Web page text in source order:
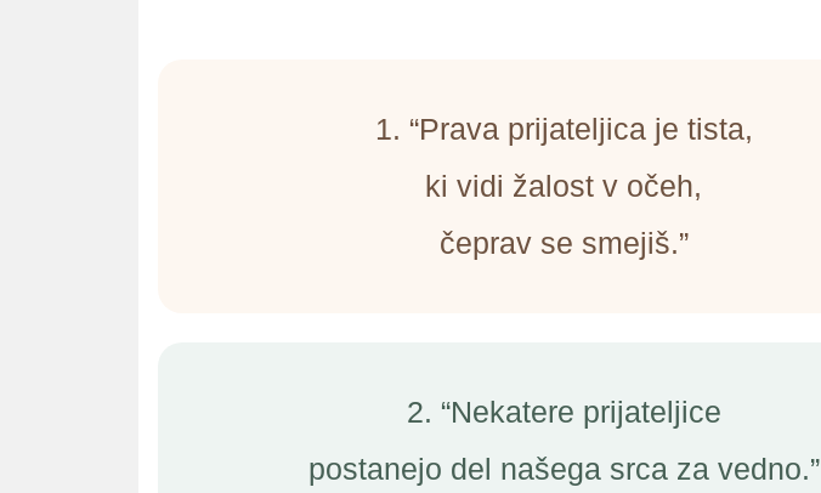
1. “Prava prijateljica je tista,
ki vidi žalost v očeh,
čeprav se smejiš.”
2. “Nekatere prijateljice
postanejo del našega srca za vedno.”